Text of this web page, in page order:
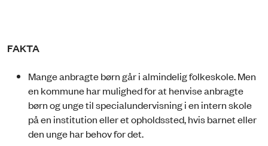
FAKTA
Mange anbragte børn går i almindelig folkeskole. Men
en kommune har mulighed for at henvise anbragte
børn og unge til specialundervisning i en intern skole
på en institution eller et opholdssted, hvis barnet eller
den unge har behov for det.